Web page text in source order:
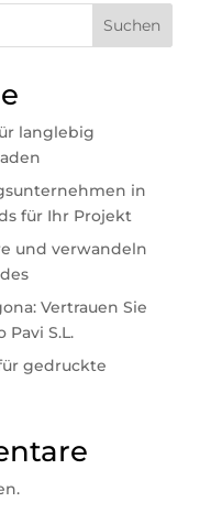
Suchen
langlebig
in
für Ihr Projekt
und verwandeln
Vertrauen Sie
S.L.
gedruckte